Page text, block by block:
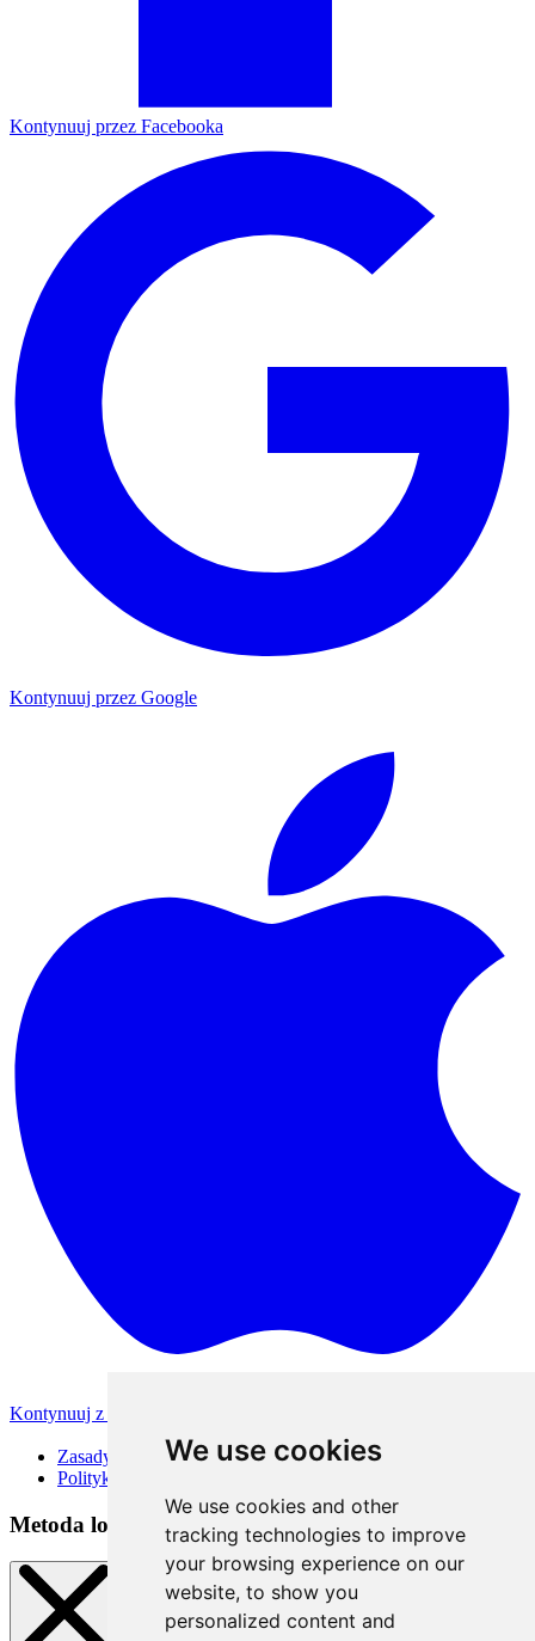
We use cookies
We use cookies and other
tracking technologies to improve
your browsing experience on our
website, to show you
personalized content and
Kontynuuj przez Facebooka
Kontynuuj przez Google
Kontynuuj z Apple
Zasady korzystania
Polityka Prywatności
Metoda logowania